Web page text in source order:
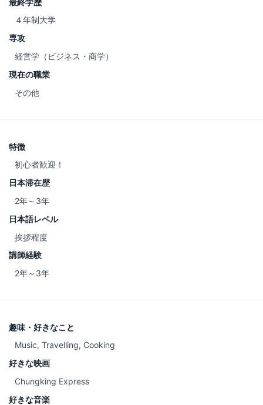
４年制大学
専攻
経営学（ビジネス・商学）
現在の職業
その他
特徴
初心者歓迎！
日本滞在歴
2年～3年
日本語レベル
挨拶程度
講師経験
2年～3年
趣味・好きなこと
Music, Travelling, Cooking
好きな映画
Chungking Express
好きな音楽